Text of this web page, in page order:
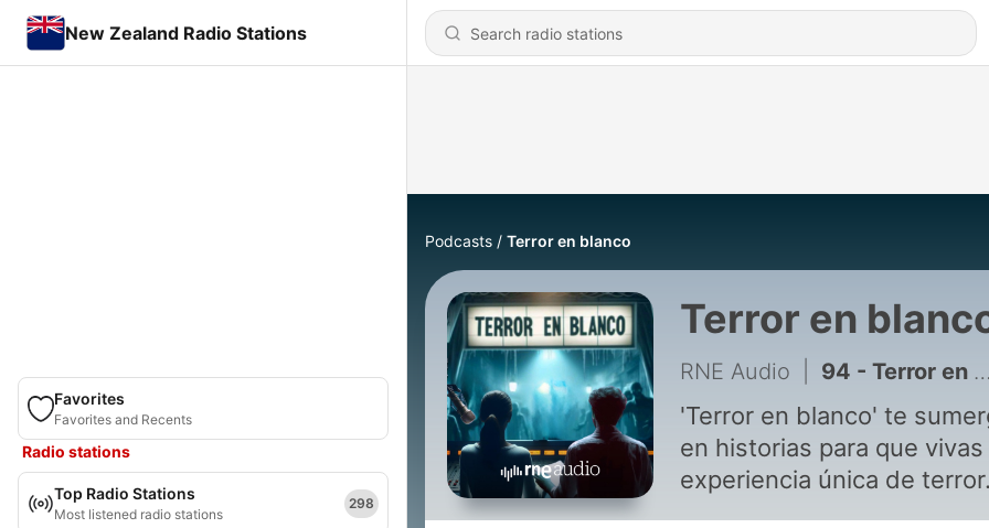
New Zealand Radio Stations
Favorites
Favorites and Recents
Radio stations
Top Radio Stations
Most listened radio stations
298
Podcasts Terror en blanco
Terror en
RNE Audio 94 - Terror en blanco - El lado oscuro de las apariciones marianas
'Terror en blanco' te
en historias para que vivas
experiencia única de